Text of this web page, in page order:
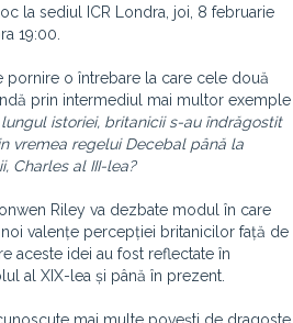
la sediul ICR Londra, joi, 8 februarie
19:00.
pornire o întrebare la care cele două
prin intermediul mai multor exemple
istoriei, britanicii s-au îndrăgostit
vremea regelui Decebal până la
Charles al III-lea?
Riley va dezbate modul în care
valențe percepției britanicilor față de
aceste idei au fost reflectate în
al XIX-lea și până în prezent.